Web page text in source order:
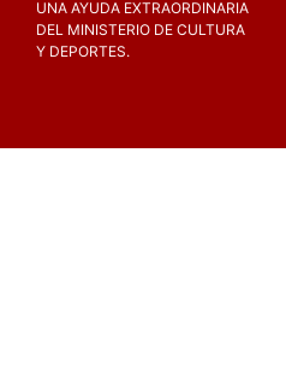
UNA AYUDA EXTRAORDINARIA
DEL MINISTERIO DE CULTURA
Y DEPORTES.